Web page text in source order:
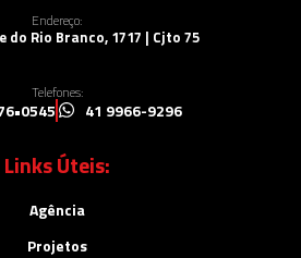
Endereço:
do Rio Branco, 1717 | Cjto 75
Telefones:
41 9966-9296
Links Úteis:
Agência
Projetos